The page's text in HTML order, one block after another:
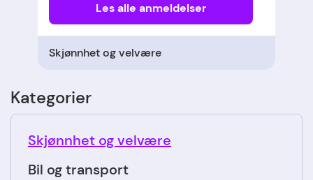
Les alle anmeldelser
Skjønnhet og velvære
Kategorier
Bil og transport
Skjønnhet og velvære